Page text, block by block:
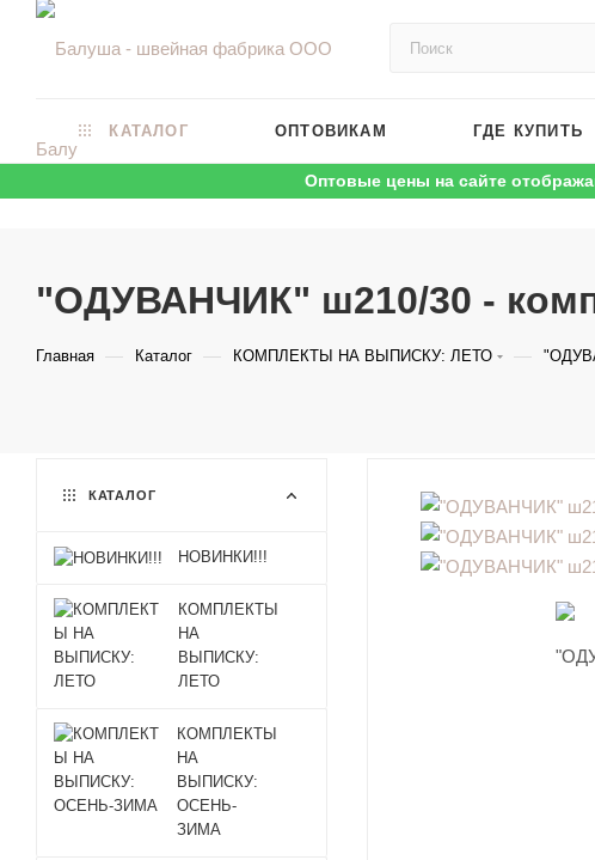
КАТАЛОГ ОПТОВИКАМ ГДЕ КУПИТЬ
Оптовые цены на сайте
"ОДУВАНЧИК" ш210/30 -
Главная — Каталог — КОМПЛЕКТЫ НА ВЫПИСКУ: ЛЕТО —
КАТАЛОГ
НОВИНКИ!!!
КОМПЛЕКТЫ
НА
ВЫПИСКУ:
ЛЕТО
КОМПЛЕКТЫ
НА
ВЫПИСКУ:
ОСЕНЬ-
ЗИМА